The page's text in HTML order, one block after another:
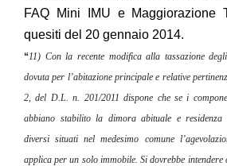
FAQ Mini IMU e Maggiorazione
quesiti del 20 gennaio 2014.
“11) Con la recente modifica alla tassazione
dovuta per l’abitazione principale e relative
2, del D.L. n. 201/2011 dispone che se i
abbiano stabilito la dimora abituale e
diversi situati nel medesimo comune
applica per un solo immobile. Si dovrebbe intendere